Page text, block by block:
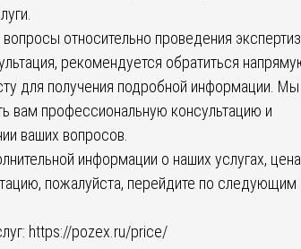
вопросы относительно проведения
рекомендуется обратиться
для получения подробной информации. Мы
вам профессиональную консультацию и
ваших вопросов.
информации о наших услугах,
пожалуйста, перейдите по следующим
https://pozex.ru/price/